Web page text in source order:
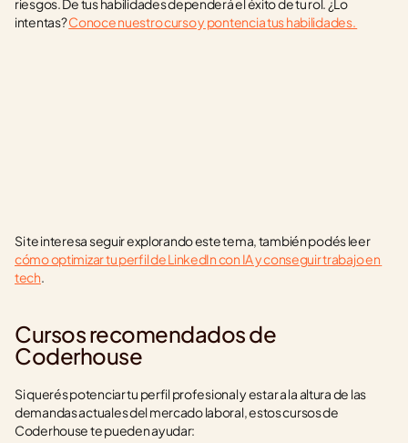
riesgos. De tus habilidades dependerá el éxito de tu rol. ¿Lo
intentas? Conoce nuestro curso y pontencia tus habilidades.
Si te interesa seguir explorando este tema, también podés leer
cómo optimizar tu perfil de LinkedIn con IA y conseguir trabajo en
tech.
Cursos recomendados de
Coderhouse
Si querés potenciar tu perfil profesional y estar a la altura de las
demandas actuales del mercado laboral, estos cursos de
Coderhouse te pueden ayudar: